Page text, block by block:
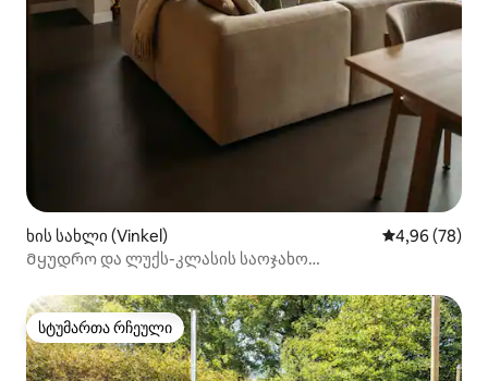
ხის სახლი (Vinkel) საშუალო
4,96 (78)
Მყუდრო და ლუქს-კლასის საოჯახო
სტუმართა რჩეული
სტუმართა რჩეული